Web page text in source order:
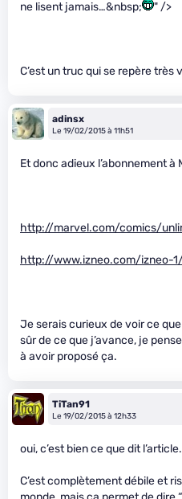
ne lisent jamais…&nbsp;
" />
C’est un truc qui se repère très
adinsx
Le 19/02/2015 à 11h51
Et donc adieux l’abonnement
http://marvel.com/comics/
http://www.izneo.com/izneo-
Je serais curieux de voir ce
sûr de ce que j’avance, je
à avoir proposé ça.
TiTan91
Le 19/02/2015 à 12h33
oui, c’est bien ce que dit l’article.
C’est complètement débile et